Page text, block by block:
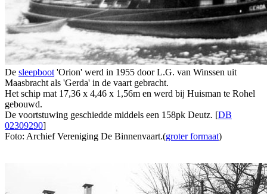
De sleepboot 'Orion' werd in 1955 door L.G. van Winssen uit
Maasbracht als 'Gerda' in de vaart gebracht.
Het schip mat 17,36 x 4,46 x 1,56m en werd bij Huisman te Rohel
gebouwd.
De voortstuwing geschiedde middels een 158pk Deutz. [DB
02309290]
Foto: Archief Vereniging De Binnenvaart.(groter formaat)